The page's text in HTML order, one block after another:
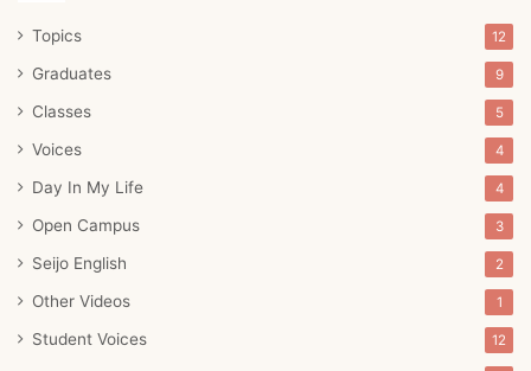
Topics 12
Graduates 9
Classes 5
Voices 4
Day In My Life 4
Open Campus 3
Seijo English 2
Other Videos 1
Student Voices 12